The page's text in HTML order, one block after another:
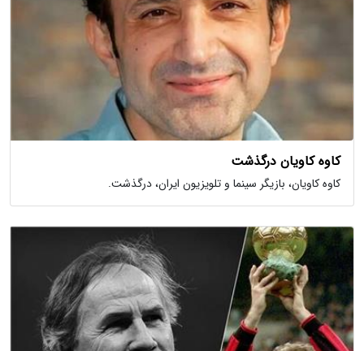
کاوه کاویان درگذشت
کاوه کاویان، بازیگر سینما و تلویزیون ایران، درگذشت.